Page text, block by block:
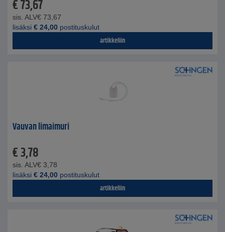
€73,67
sis. ALV€ 73,67
lisäksi € 24,00 postituskulut
artikkeliin
Vauvan limaimuri
€3,78
sis. ALV€ 3,78
lisäksi € 24,00 postituskulut
artikkeliin